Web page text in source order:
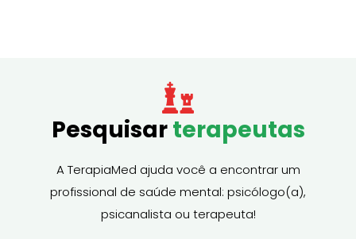
Pesquisarterapeutas
A TerapiaMed ajuda você a encontrar um
profissional de saúde mental: psicólogo(a),
psicanalista ou terapeuta!